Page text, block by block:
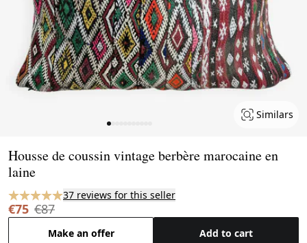
Similars
Housse de coussin vintage berbère marocaine en
laine
37 reviews for this seller
€75 €87
Make an offer Add to cart